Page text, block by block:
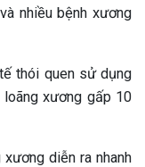
nhiều bệnh xương
thói quen sử dụng
xương gấp 10
diễn ra nhanh